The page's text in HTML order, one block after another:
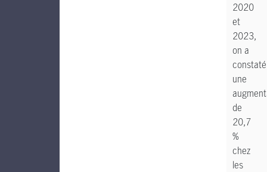
2020
et
2023,
on a
constaté
une
de
20,7
%
chez
les